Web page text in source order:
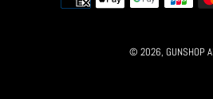
済
法
© 2026, GUNSHOP